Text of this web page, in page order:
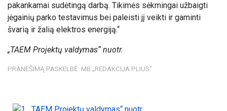
pakankamai sudėtingą darbą. Tikimės sėkmingai užbaigti
jėgainių parko testavimus bei paleisti jį veikti ir gaminti
švarią ir žalią elektros energiją.“
„TAEM Projektų valdymas“ nuotr.
PRANEŠIMĄ PASKELBĖ: MB „REDAKCIJA PLIUS"